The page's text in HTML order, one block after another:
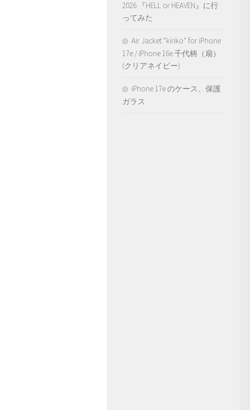
2026 『HELL or HEAVEN』に行
ってみた
Air Jacket “kiriko” for iPhone
17e / iPhone 16e 千代柄（扇）
(クリアネイビー)
iPhone 17e のケース、保護
ガラス